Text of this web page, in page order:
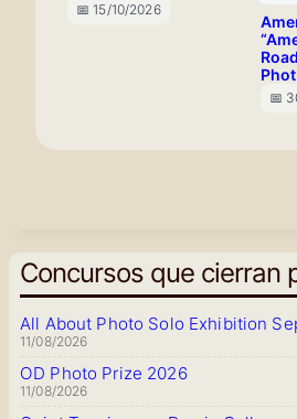
📅 15/10/2026
📅
Concursos que cierran
All About Photo Solo Exhibition
11/08/2026
OD Photo Prize 2026
11/08/2026